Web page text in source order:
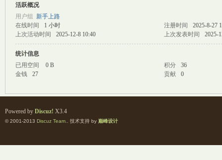
活跃概况
用户组 新手上路
在线时间
1 小时 注册时间
2025-8-27
上次活动时间
2025-12-8 10:40 上次发表时间 2025-
统计信息
已用空间
0 B 积分
36
金钱
27 贡献 0
Powered by Discuz! X3.4
© 2001-2013 Discuz Team. . 技术支持 by 巅峰设计